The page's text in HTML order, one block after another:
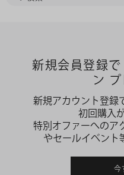
新規会員登録
ン
新規アカウント登録
初回購入
特別オファーへのア
やセールイベント
今